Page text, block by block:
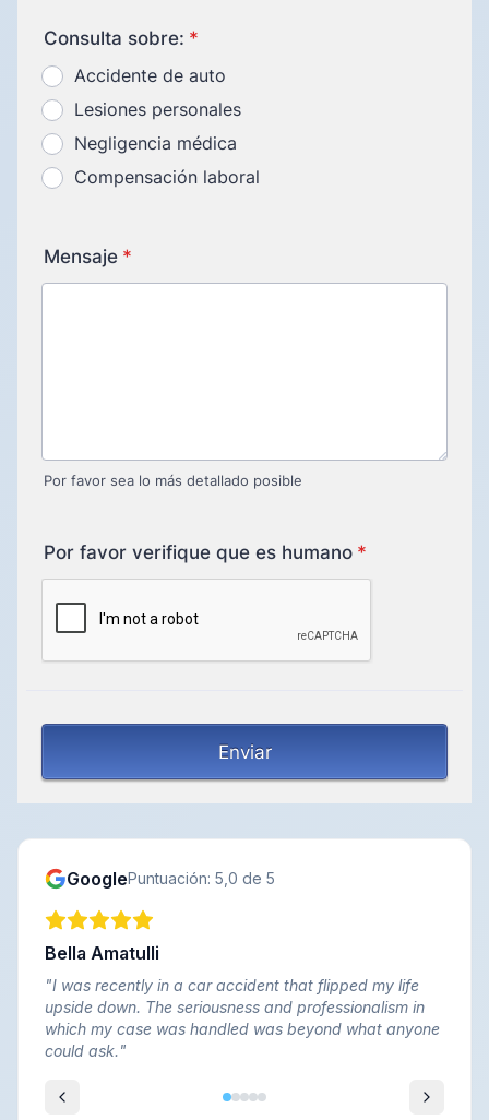
GooglePuntuación: 5,0 de 5
Bella Amatulli
"I was recently in a car accident that flipped my life
upside down. The seriousness and professionalism in
which my case was handled was beyond what anyone
could ask."